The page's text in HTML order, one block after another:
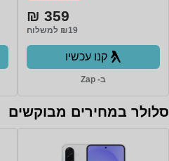
Cherry Trail Z8350 64GB
Emmc 4GB 10.1" (1280x800)
TOUCHSCREE
359 ₪
₪19 למשלוח
קנו עכשיו
ב- Zap
סלולר במחירים מבוקשים